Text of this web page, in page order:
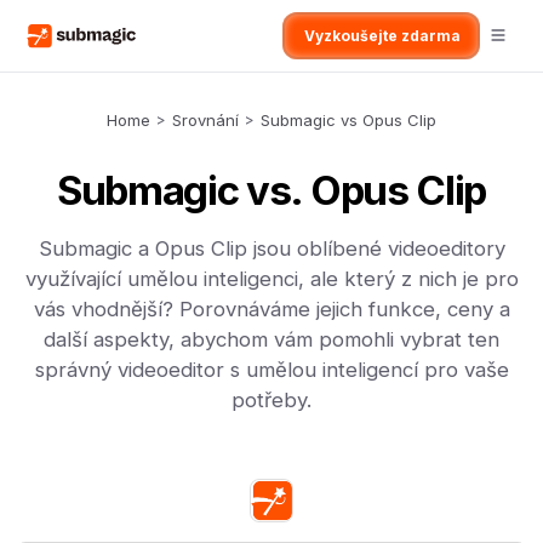
Vyzkoušejte zdarma
Home > Srovnání > Submagic vs Opus Clip
Submagic vs. Opus Clip
Submagic a Opus Clip jsou oblíbené videoeditory
využívající umělou inteligenci, ale který z nich je pro
vás vhodnější? Porovnáváme jejich funkce, ceny a
další aspekty, abychom vám pomohli vybrat ten
správný videoeditor s umělou inteligencí pro vaše
potřeby.